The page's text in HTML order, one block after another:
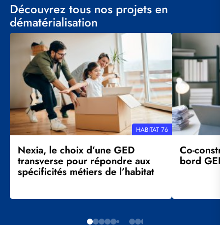
Découvrez tous nos projets en
dématérialisation
Visuel
principal
RÉFÉRENCE
CLIENT
HABITAT 76
Nexia, le choix d’une GED
transverse pour répondre aux
spécificités métiers de l’habitat
Visuel
principal
Co-
bord